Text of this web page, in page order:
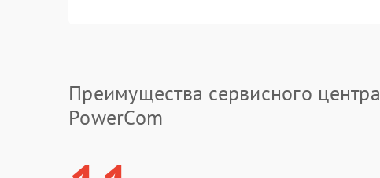
Преимущества сервисного центра
PowerCom